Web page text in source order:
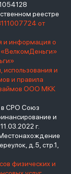
реестре
от
и информация о
«ВелкомДеньги»
и
и правила
ООО МКК
в СРО Союз
и
г.
д.5, стр.1,
физических и